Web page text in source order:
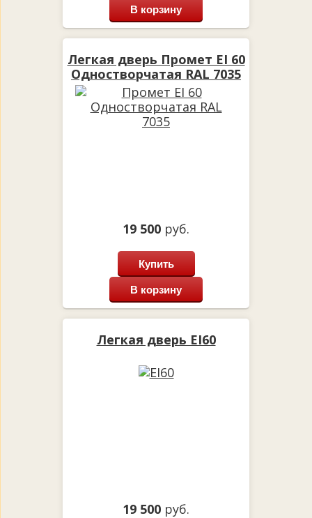
В корзину
Легкая дверь Промет EI 60
Одностворчатая RAL 7035
19 500 руб.
Купить
В корзину
Легкая дверь EI60
19 500 руб.